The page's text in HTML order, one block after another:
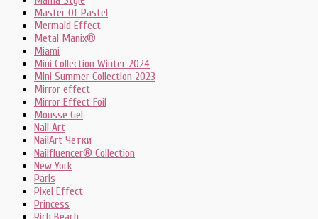
Master Of Pastel
Mermaid Effect
Metal Manix®
Miami
Mini Collection Winter 2024
Mini Summer Collection 2023
Mirror effect
Mirror Effect Foil
Mousse Gel
Nail Art
NailArt Четки
Nailfluencer® Collection
New York
Paris
Pixel Effect
Princess